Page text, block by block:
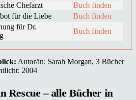
Chefarzt
Buch finden
für die Liebe
Buch finden
für Dr.
Buch finden
Autor/in: Sarah Morgan, 3 Bücher
2004
Rescue – alle Bücher in